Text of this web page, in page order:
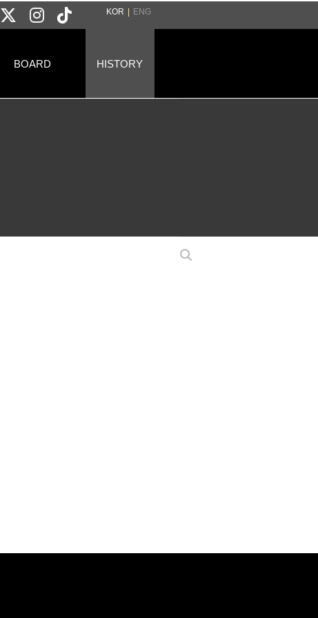
BOARD HISTORY
KOR ENG